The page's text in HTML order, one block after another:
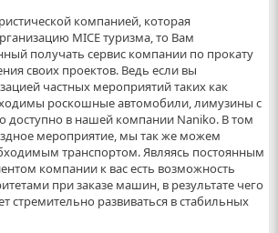
компанией, которая
MICE туризма, то Вам
получать сервис компании по прокату
своих проектов. Ведь если вы
частных мероприятий таких как
роскошные автомобили, лимузины с
доступно в нашей компании Naniko. В том
мероприятие, мы так же можем
транспортом. Являясь постоянным
компании к вас есть возможность
при заказе машин, в результате чего
стремительно развиваться в стабильных